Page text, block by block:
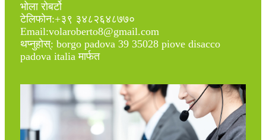
भोला रोबर्टो
टेलिफोन:+३९ ३४८२६४८७७०
Email:volaroberto8@gmail.com
थप्नुहोस्: borgo padova 39 35028 piove disacco
padova italia मार्फत